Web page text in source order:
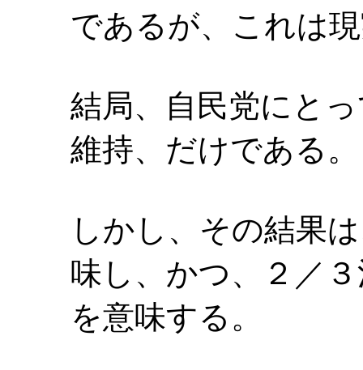
であるが、これは
結局、自民党にとっ
維持、だけである。
しかし、その結果
味し、かつ、２／３
を意味する。